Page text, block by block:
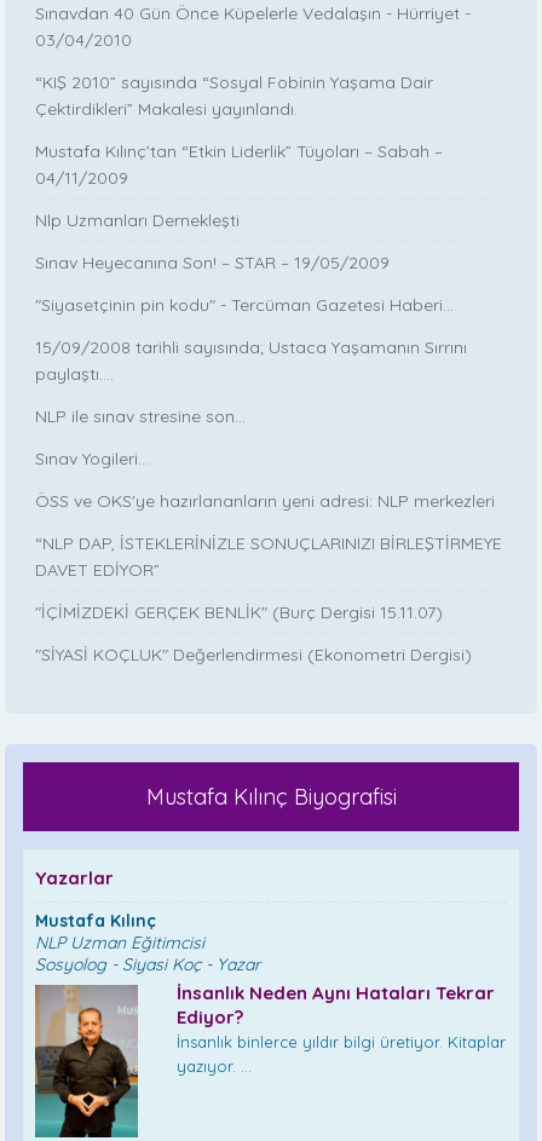
Sınavdan 40 Gün Önce Küpelerle Vedalaşın - Hürriyet -
03/04/2010
“KIŞ 2010” sayısında “Sosyal Fobinin Yaşama Dair
Çektirdikleri” Makalesi yayınlandı.
Mustafa Kılınç’tan “Etkin Liderlik” Tüyoları – Sabah –
04/11/2009
Nlp Uzmanları Dernekleşti
Sınav Heyecanına Son! – STAR – 19/05/2009
"Siyasetçinin pin kodu" - Tercüman Gazetesi Haberi...
15/09/2008 tarihli sayısında; Ustaca Yaşamanın Sırrını
paylaştı....
NLP ile sınav stresine son...
Sınav Yogileri...
ÖSS ve OKS'ye hazırlananların yeni adresi: NLP merkezleri
“NLP DAP, İSTEKLERİNİZLE SONUÇLARINIZI BİRLEŞTİRMEYE
DAVET EDİYOR”
"İÇİMİZDEKİ GERÇEK BENLİK" (Burç Dergisi 15.11.07)
"SİYASİ KOÇLUK" Değerlendirmesi (Ekonometri Dergisi)
Mustafa Kılınç Biyografisi
Yazarlar
Mustafa Kılınç
NLP Uzman Eğitimcisi
Sosyolog - Siyasi Koç - Yazar
İnsanlık Neden Aynı Hataları Tekrar
Ediyor?
İnsanlık binlerce yıldır bilgi üretiyor. Kitaplar
yazıyor. ...